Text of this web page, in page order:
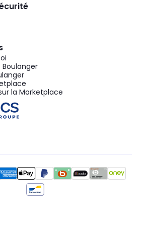
la Marketplace